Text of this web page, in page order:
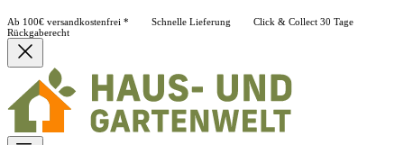
Ab 100€ versandkostenfrei * Schnelle Lieferung Click & Collect 30 Tage
Rückgaberecht